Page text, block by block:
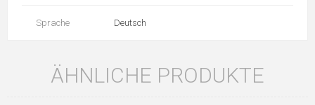
Sprache Deutsch
ÄHNLICHE PRODUKTE